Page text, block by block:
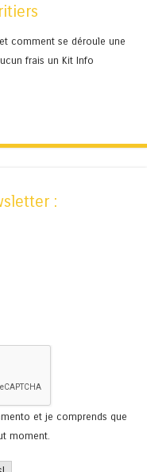
comment se déroule une
frais un Kit Info
:
et je comprends que
moment.